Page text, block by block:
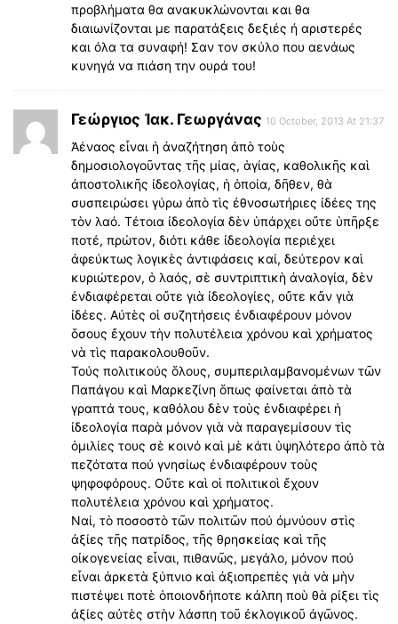
προβλήματα θα ανακυκλώνονται και θα
διαιωνίζονται με παρατάξεις δεξιές ή αριστερές
και όλα τα συναφή! Σαν τον σκύλο που αενάως
κυνηγά να πιάση την ουρά του!
Γεώργιος Ἰακ. Γεωργάνας 10 October, 2013 At 21:37
Ἀέναος εἶναι ἡ ἀναζήτηση ἀπὸ τοὺς
δημοσιολογοῦντας τῆς μίας, ἁγίας, καθολικῆς καὶ
ἀποστολικῆς ἰδεολογίας, ἡ ὁποία, δῆθεν, θὰ
συσπειρώσει γύρω ἀπὸ τὶς ἐθνοσωτήριες ἰδέες της
τὸν λαό. Τέτοια ἰδεολογία δὲν ὑπάρχει οὔτε ὑπῆρξε
ποτέ, πρώτον, διότι κάθε ἰδεολογία περιέχει
ἀφεύκτως λογικὲς ἀντιφάσεις καί, δεύτερον καὶ
κυριώτερον, ὁ λαός, σὲ συντριπτικὴ ἀναλογία, δὲν
ἐνδιαφέρεται οὔτε γιὰ ἰδεολογίες, οὔτε κἄν γιὰ
ἰδέες. Αὐτὲς οἱ συζητήσεις ἐνδιαφέρουν μόνον
ὅσους ἔχουν τὴν πολυτέλεια χρόνου καὶ χρήματος
νὰ τὶς παρακολουθοῦν.
Τούς πολιτικούς ὅλους, συμπεριλαμβανομένων τῶν
Παπάγου καὶ Μαρκεζίνη ὅπως φαίνεται ἀπὸ τὰ
γραπτά τους, καθόλου δὲν τοὺς ἐνδιαφέρει ἡ
ἰδεολογία παρὰ μόνον γιὰ νὰ παραγεμίσουν τὶς
ὁμιλίες τους σὲ κοινό καὶ μὲ κάτι ὑψηλότερο ἀπὸ τὰ
πεζότατα πού γνησίως ἐνδιαφέρουν τοὺς
ψηφοφόρους. Οὔτε καὶ οἱ πολιτικοὶ ἔχουν
πολυτέλεια χρόνου καὶ χρήματος.
Ναί, τὸ ποσοστὸ τῶν πολιτῶν πού ὀμνύουν στὶς
ἀξίες τῆς πατρίδος, τῆς θρησκείας καὶ τῆς
οἰκογενείας εἶναι, πιθανῶς, μεγάλο, μόνον πού
εἶναι ἀρκετὰ ξύπνιο καὶ ἀξιοπρεπὲς γιὰ νὰ μὴν
πιστέψει ποτὲ ὁποιονδήποτε κάλπη ποὺ θὰ ρίξει τὶς
ἀξίες αὐτὲς στὴν λάσπη τοῦ ἐκλογικοῦ ἀγῶνος.